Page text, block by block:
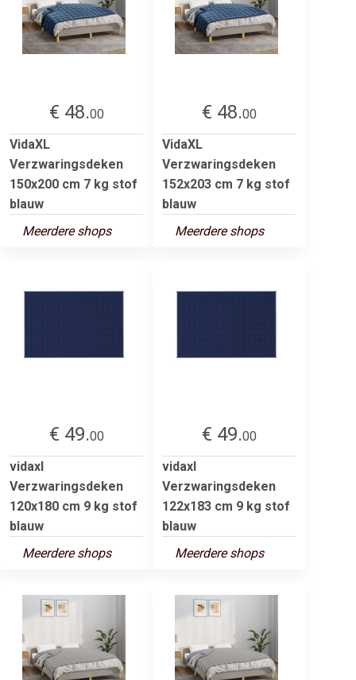
€ 48.00
VidaXL
Verzwaringsdeken
150x200 cm 7 kg stof
blauw
Meerdere shops
€ 48.00
VidaXL
Verzwaringsdeken
152x203 cm 7 kg stof
blauw
Meerdere shops
€ 49.00
vidaxl
Verzwaringsdeken
120x180 cm 9 kg stof
blauw
Meerdere shops
€ 49.00
vidaxl
Verzwaringsdeken
122x183 cm 9 kg stof
blauw
Meerdere shops